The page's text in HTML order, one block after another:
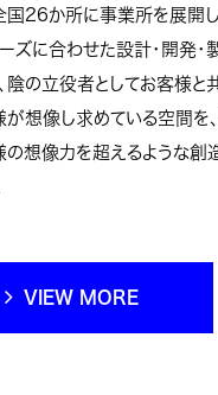
国26か所に事業所を展開し
ズに合わせた設計・開発・
陰の立役者としてお客様と
が想像し求めている空間を
の想像力を超えるような創
VIEW MORE